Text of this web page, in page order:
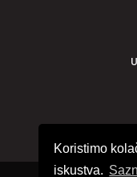
Koristimo
iskustva.